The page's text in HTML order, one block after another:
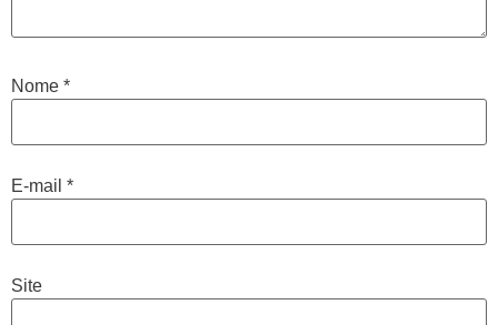
Nome *
E-mail *
Site